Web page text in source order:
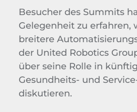
Besucher des Summits
Gelegenheit zu erfahren,
breitere
der United Robotics
über seine Rolle in
Gesundheits- und
diskutieren.